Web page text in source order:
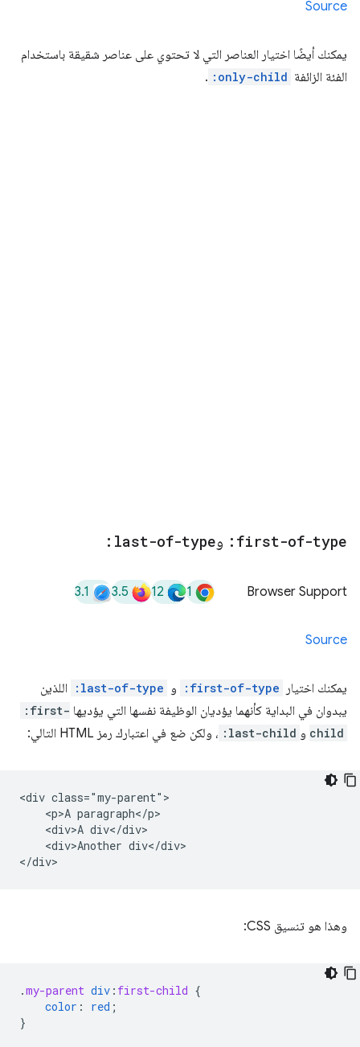
Source
يمكنك أيضًا اختيار العناصر التي لا تحتوي على عناصر شقيقة باستخدام
الفئة الزائفة :only-child
.
:first-of-type و:last-of-type
Browser Support
1
12
3.5
3.1
Source
يمكنك اختيار :first-of-type و :last-of-type
اللذين
يبدوان في البداية كأنهما يؤديان الوظيفة نفسها التي يؤديها :first-
child و :last-child ، ولكن ضع في اعتبارك رمز HTML التالي:
<div class="my-parent">
    <p>A paragraph</p>
    <div>A div</div>
    <div>Another div</div>
وهذا هو تنسيق CSS:
.my-parent div : first-child {
color : red ;
}